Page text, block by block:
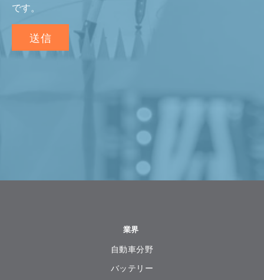
です。
業界
自動車分野
バッテリー